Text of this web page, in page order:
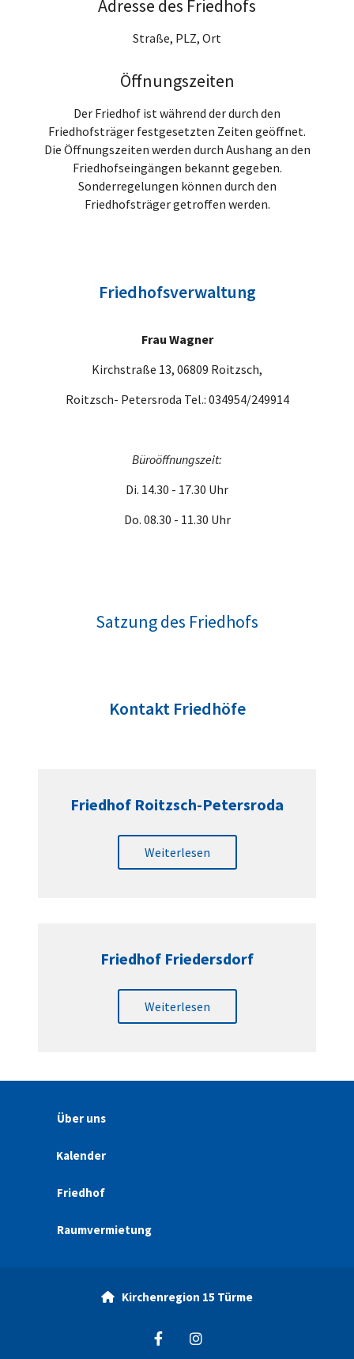
Adresse des Friedhofs
Straße, PLZ, Ort
Öffnungszeiten
Der Friedhof ist während der durch den
Friedhofsträger festgesetzten Zeiten geöffnet.
Die Öffnungszeiten werden durch Aushang an den
Friedhofseingängen bekannt gegeben.
Sonderregelungen können durch den
Friedhofsträger getroffen werden.
Friedhofsverwaltung
Frau Wagner
Kirchstraße 13, 06809 Roitzsch,
Roitzsch- Petersroda Tel.: 034954/249914
Büroöffnungszeit:
Di. 14.30 - 17.30 Uhr
Do. 08.30 - 11.30 Uhr
Satzung des Friedhofs
Kontakt Friedhöfe
Friedhof Roitzsch-Petersroda
Weiterlesen
Friedhof Friedersdorf
Weiterlesen
Über uns
Kalender
Friedhof
Raumvermietung
 Kirchenregion 15 Türme